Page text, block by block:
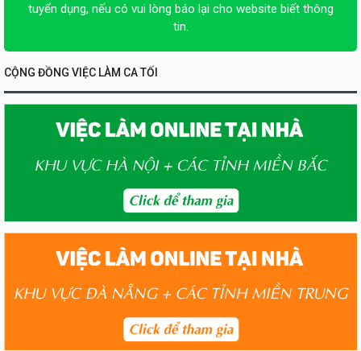
tuyển dụng, nếu có vui lòng báo lại cho website biết thông
tin.
CỘNG ĐỒNG VIỆC LÀM CA TỐI